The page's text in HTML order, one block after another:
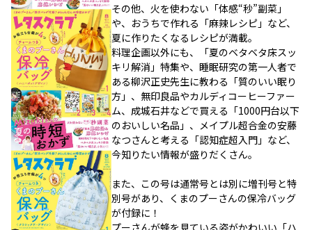
その他、火を使わない「体感“秒”副菜」
や、おうちで作れる「麻辣レシピ」など、
夏に作りたくなるレシピが満載。
料理企画以外にも、「夏のベタベタ床スッ
キリ解消」特集や、睡眠研究の第一人者で
ある柳沢正史先生に教わる「質のいい眠り
方」、無印良品やカルディコーヒーファー
ム、成城石井などで買える「1000円台以下
のおいしい名品」、メイプル超合金の安藤
なつさんと考える「認知症超入門」など、
今知りたい情報が盛りだくさん。
また、この号は通常号とは別に増刊号と特
別号があり、くまのプーさんの保冷バッグ
が付録に！
プーさんが蜂を見ている姿がかわいい「ハ